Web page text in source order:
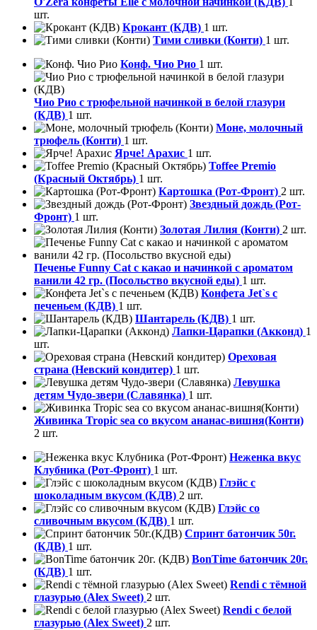
шт.
Крокант (КДВ) 1 шт.
Тими сливки (Конти) 1 шт.
Конф. Чио Рио 1 шт.
Чио Рио с трюфельной начинкой в белой глазури
(КДВ) 1 шт.
Моне, молочный
трюфель (Конти) 1 шт.
Ярче! Арахис 1 шт.
Toffee Premio
(Красный Октябрь) 1 шт.
Картошка (Рот-Фронт) 2 шт.
Звездный дождь (Рот-
Фронт) 1 шт.
Золотая Лилия (Конти) 2 шт.
Печенье Funny Сat с какао и начинкой с ароматом
ванили 42 гр. (Посольство вкусной еды) 1 шт.
Конфета Jet`s с
печеньем (КДВ) 1 шт.
Шантарель (КДВ) 1 шт.
Лапки-Царапки (Акконд) 1
шт.
Ореховая
страна (Невский кондитер) 1 шт.
Левушка
детям Чудо-звери (Славянка) 1 шт.
Живинка Tropic sea со вкусом ананас-вишня(Конти)
2 шт.
Неженка вкус
Клубника (Рот-Фронт) 1 шт.
Глэйс с
шоколадным вкусом (КДВ) 2 шт.
Глэйс со
сливочным вкусом (КДВ) 1 шт.
Спринт батончик 50г.
(КДВ) 1 шт.
BonTime батончик 20г.
(КДВ) 1 шт.
Rendi с тёмной
глазурью (Alex Sweet) 2 шт.
Rendi с белой
глазурью (Alex Sweet) 2 шт.